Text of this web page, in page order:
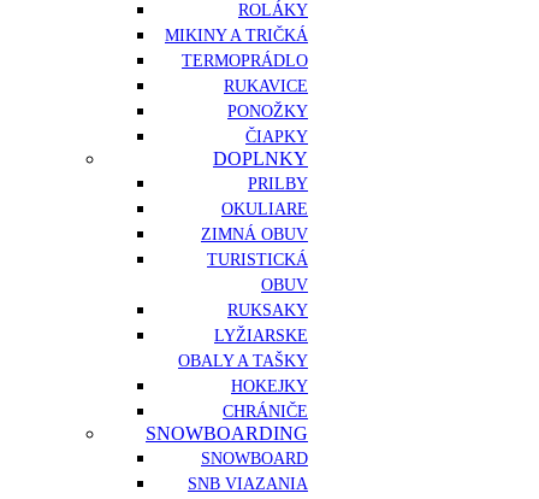
ROLÁKY
MIKINY A TRIČKÁ
TERMOPRÁDLO
RUKAVICE
PONOŽKY
ČIAPKY
DOPLNKY
PRILBY
OKULIARE
ZIMNÁ OBUV
TURISTICKÁ
OBUV
RUKSAKY
LYŽIARSKE
OBALY A TAŠKY
HOKEJKY
CHRÁNIČE
SNOWBOARDING
SNOWBOARD
SNB VIAZANIA